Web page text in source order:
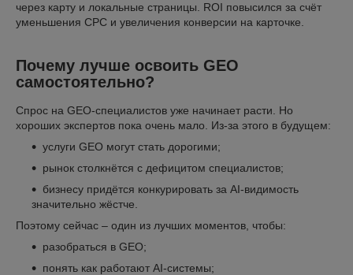
через карту и локальные страницы. ROI повысился за счёт
уменьшения CPC и увеличения конверсии на карточке.
Почему лучше освоить GEO
самостоятельно?
Спрос на GEO-специалистов уже начинает расти. Но
хороших экспертов пока очень мало. Из-за этого в будущем:
услуги GEO могут стать дорогими;
рынок столкнётся с дефицитом специалистов;
бизнесу придётся конкурировать за AI-видимость
значительно жёстче.
Поэтому сейчас – один из лучших моментов, чтобы:
разобраться в GEO;
понять как работают AI-системы;